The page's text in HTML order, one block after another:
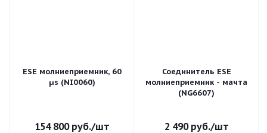
ESE молниеприемник, 60
µs (NI0060)
154 800руб./шт
Соединитель ESE
молниеприемник - мачта
(NG6607)
2 490руб./шт